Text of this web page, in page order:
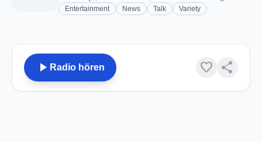
Entertainment News Talk Variety
play_arrow Radio hören favorite share